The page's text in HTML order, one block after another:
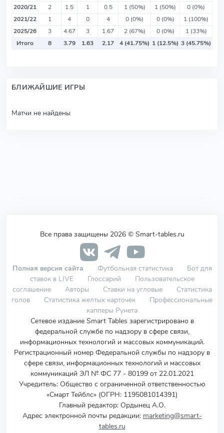
2020/21
2 1.5 1 0.5 1 (50%) 1 (50%)
0 (0%)
2021/22
1 4 0 4 0 (0%) 0 (0%)
1 (100%)
2025/26
3 4.67 3 1.67 2 (67%) 0 (0%)
1 (33%)
Итого
8 3.79 1.63 2.17 4 (41.75%) 1 (12.5%) 3 (45.75%)
БЛИЖАЙШИЕ ИГРЫ
Матчи не найдены
Все права защищены 2026 © Smart-tables.ru
Полная версия сайта Футбольная статистика
Бот для
ставок в LIVE
Глоссарий
Пользовательское
соглашение
Авторы Ставки на угловые
Статистика
голов
Статистика желтых карточек
Профессиональные
капперы Рунета
Сетевое издание Smart Tables зарегистрировано в
федеральной службе по надзору в сфере связи,
информационных технологий и массовых коммуникаций.
Регистрационный номер Федеральной службы по надзору в
сфере связи, информационных технологий и массовых
коммуникаций ЭЛ № ФС 77 - 80199 от 22.01.2021
Учредитель: Общество с ограниченной ответственностью
«Смарт Тейблс» (ОГРН: 1195081014391)
Главный редактор: Ордынец А.О.
Адрес электронной почты редакции: marketing@smart-
tables.ru